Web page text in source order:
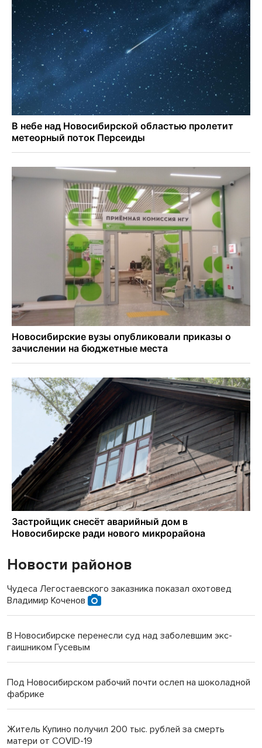
Новости районов
Чудеса Легостаевского заказника показал охотовед
Владимир Коченов
В Новосибирске перенесли суд над заболевшим экс-
гаишником Гусевым
Под Новосибирском рабочий почти ослеп на шоколадной
фабрике
Житель Купино получил 200 тыс. рублей за смерть
матери от COVID-19